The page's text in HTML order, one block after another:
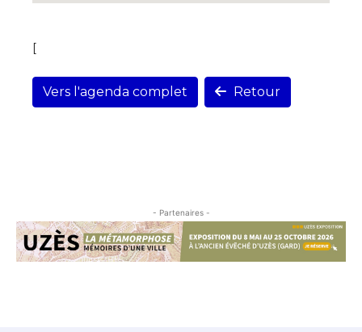
[
Vers l'agenda complet Retour
- Partenaires -